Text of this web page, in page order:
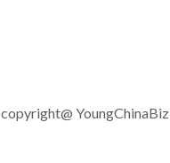
copyright@ YoungChinaBiz